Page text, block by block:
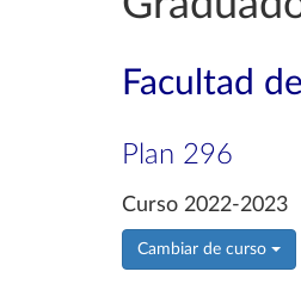
Facultad
Plan 296
Curso 2022-2023
Cambiar de curso